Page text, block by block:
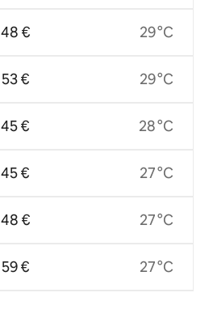
48 €
53 €
45 €
45 €
48 €
59 €
29 °C
29 °C
28 °C
27 °C
27 °C
27 °C